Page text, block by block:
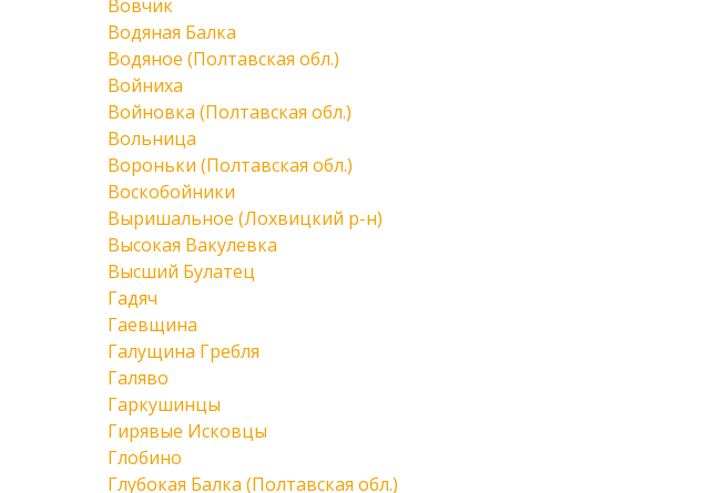
Вовчик
Водяная Балка
Водяное (Полтавская обл.)
Войниха
Войновка (Полтавская обл.)
Вольница
Вороньки (Полтавская обл.)
Воскобойники
Выришальное (Лохвицкий р-н)
Высокая Вакулевка
Высший Булатец
Гадяч
Гаевщина
Галущина Гребля
Галяво
Гаркушинцы
Гирявые Исковцы
Глобино
Глубокая Балка (Полтавская обл.)